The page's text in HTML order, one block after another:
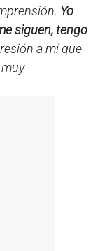
Yo
siguen, tengo
a mí que